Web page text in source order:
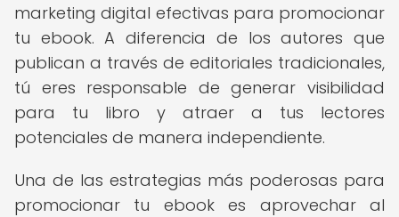
marketing digital efectivas para promocionar
tu ebook. A diferencia de los autores que
publican a través de editoriales tradicionales,
tú eres responsable de generar visibilidad
para tu libro y atraer a tus lectores
potenciales de manera independiente.
Una de las estrategias más poderosas para
promocionar tu ebook es aprovechar al